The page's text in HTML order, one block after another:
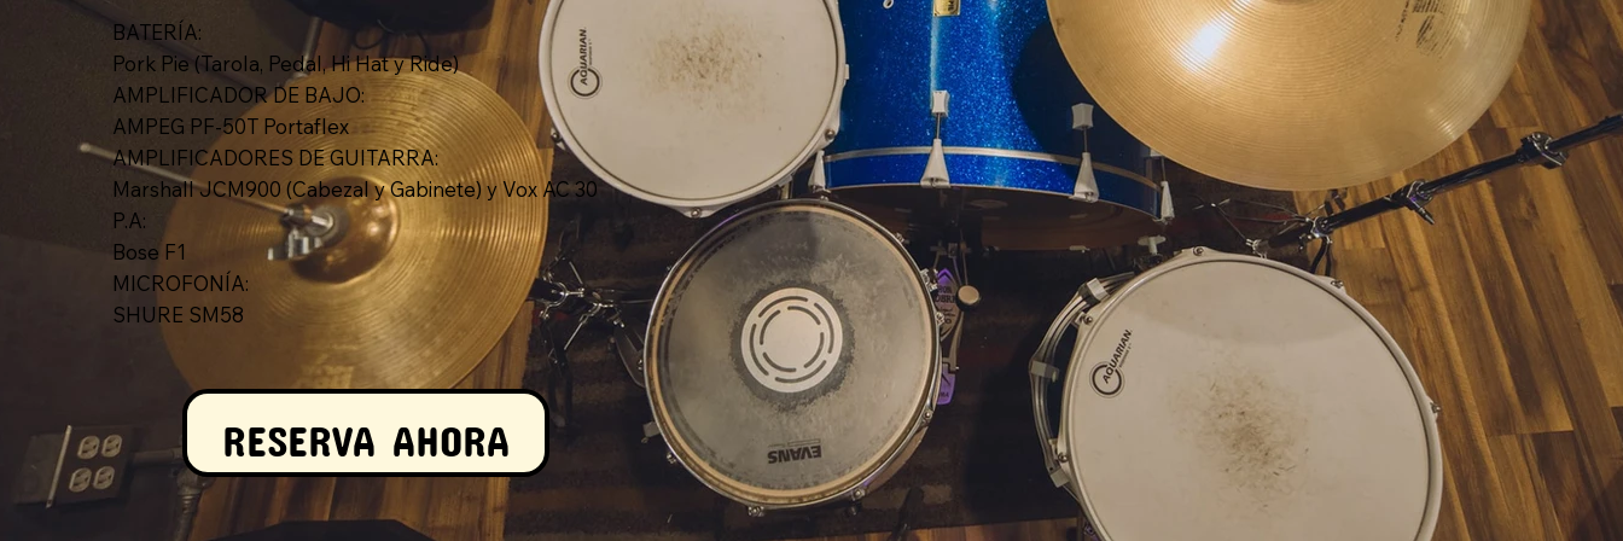
BATERÍA:
Pork Pie (Tarola, Pedal, Hi Hat y Ride)
AMPLIFICADOR DE BAJO:
AMPEG PF-50T Portaflex
AMPLIFICADORES DE GUITARRA:
Marshall JCM900 (Cabezal y Gabinete) y Vox AC 30
P.A:
Bose F1
MICROFONÍA:
SHURE SM58
RESERVA AHORA